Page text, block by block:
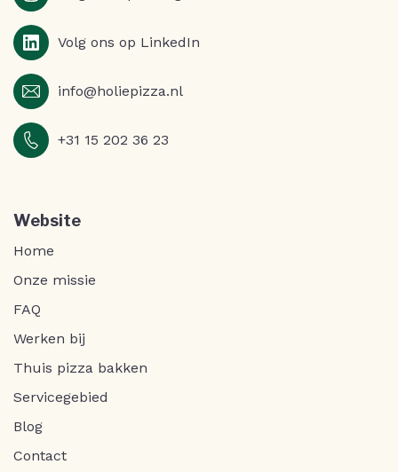
Volg ons op LinkedIn
info@holiepizza.nl
+31 15 202 36 23
Website
Home
Onze missie
FAQ
Werken bij
Thuis pizza bakken
Servicegebied
Blog
Contact